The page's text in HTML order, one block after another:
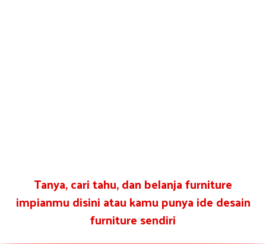
Tanya, cari tahu, dan belanja furniture
impianmu disini atau kamu punya ide desain
furniture sendiri